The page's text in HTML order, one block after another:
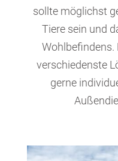
sollte möglichst
Tiere sein und
Wohlbefindens.
verschiedenste
gerne